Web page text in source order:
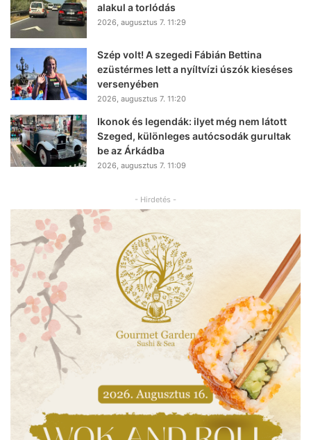
alakul a torlódás
2026, augusztus 7. 11:29
Szép volt! A szegedi Fábián Bettina
ezüstérmes lett a nyíltvízi úszók kieséses
versenyében
2026, augusztus 7. 11:20
Ikonok és legendák: ilyet még nem látott
Szeged, különleges autócsodák gurultak
be az Árkádba
2026, augusztus 7. 11:09
- Hirdetés -